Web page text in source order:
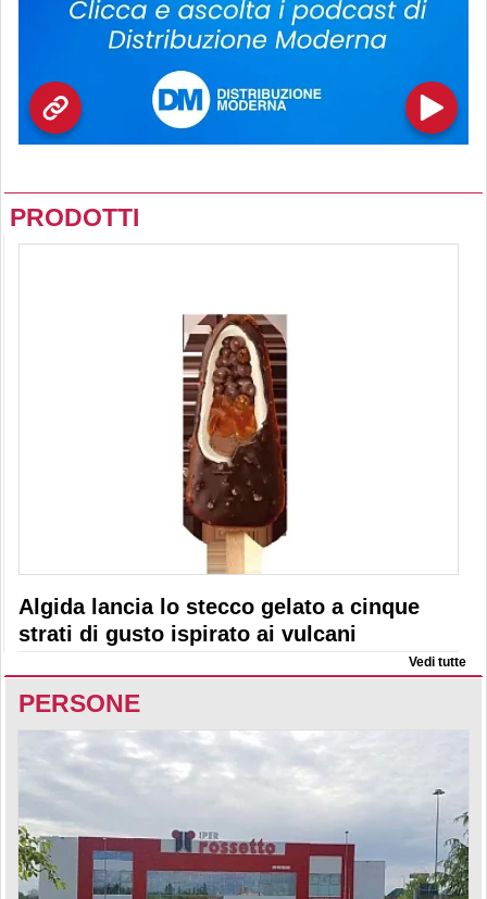
PRODOTTI
Algida lancia lo stecco gelato a cinque
strati di gusto ispirato ai vulcani
Vedi tutte
PERSONE